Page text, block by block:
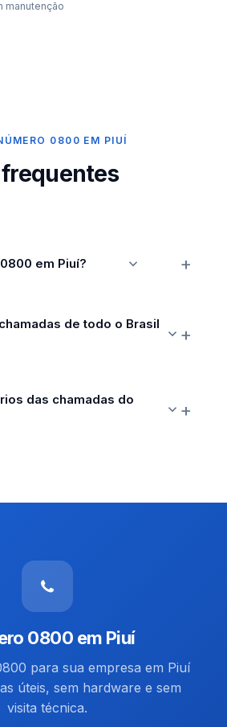
manutenção
0800 EM PIUÍ
em Piuí?
de todo o Brasil
das chamadas do
0800 em Piuí
para sua empresa em Piuí
úteis, sem hardware e sem
visita técnica.